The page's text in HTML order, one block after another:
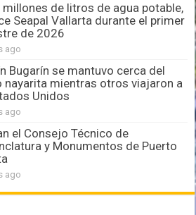
de litros de agua potable,
Seapal Vallarta durante el primer
de 2026
ago
Bugarín se mantuvo cerca del
nayarita mientras otros viajaron a
Unidos
ago
el Consejo Técnico de
y Monumentos de Puerto
ago